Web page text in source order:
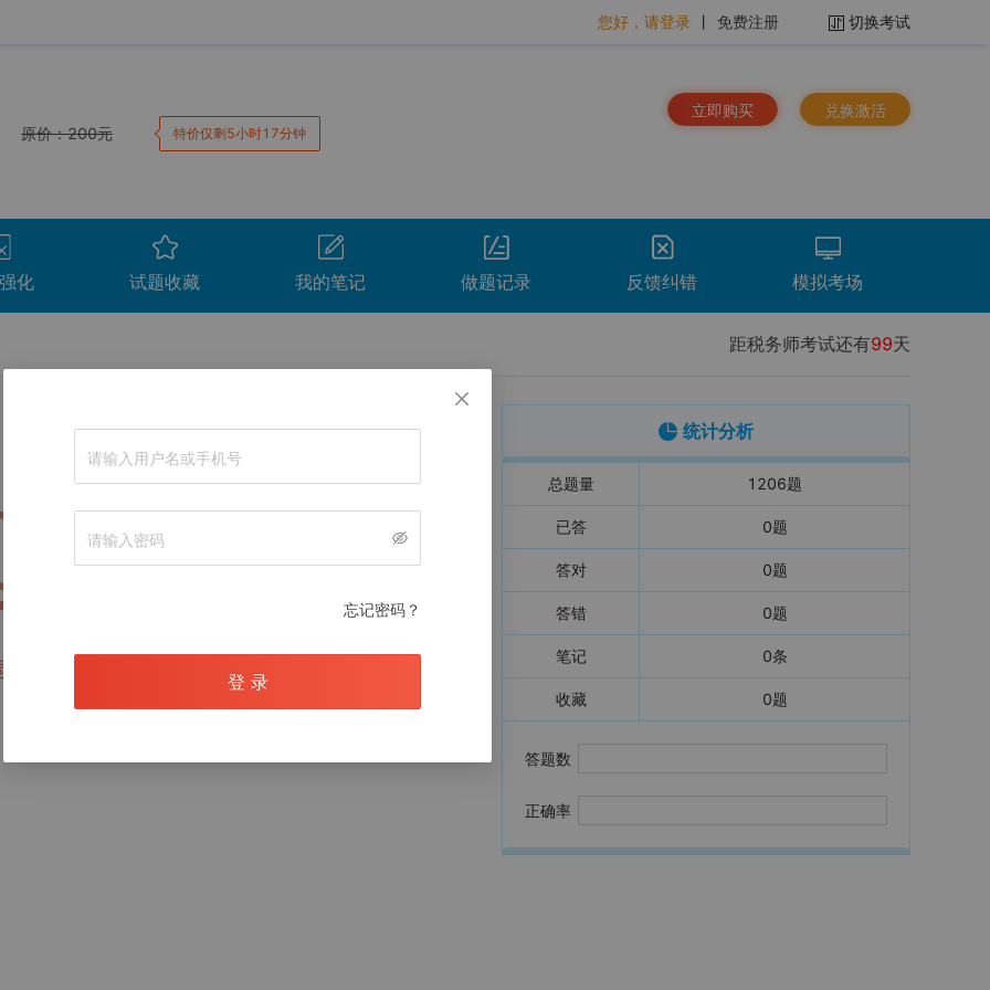
您好，请登录 丨 免费注册 切换考试
原价：200元 特价仅剩5小时17分钟
立即购买 兑换激活
化 试题收藏 我的笔记 做题记录 反馈纠错 模拟考场
距税务师考试还有99天
后查看
统计分析
总题量 1206题
已答 0题
答对 0题
答错 0题
笔记 0条
收藏 0题
答题数
正确率
。
用时 得分 重做
忘记密码？
登 录